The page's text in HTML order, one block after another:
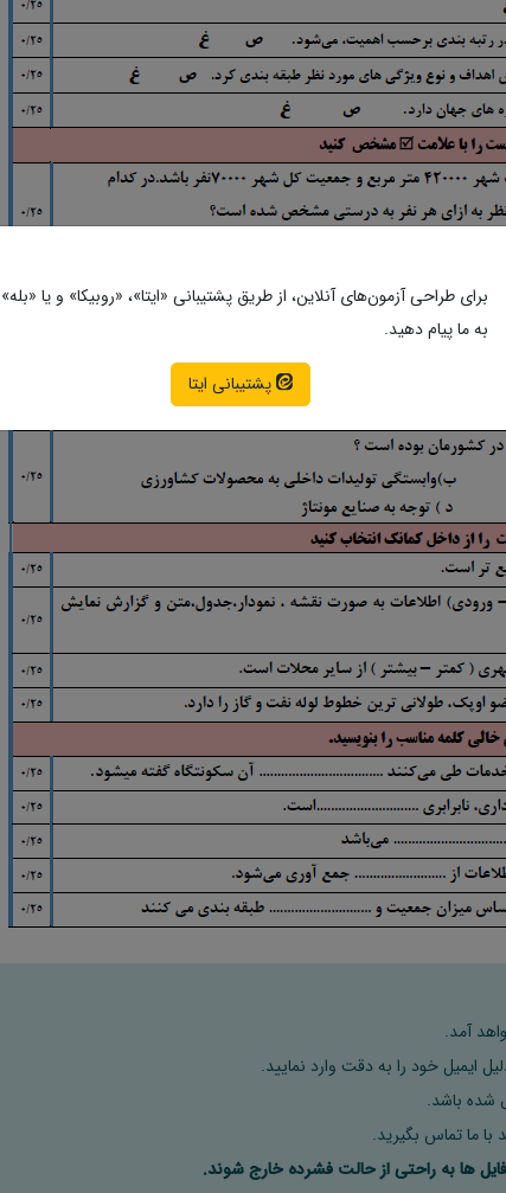
آمد.
ایمیل خود را به دقت وارد نمایید.
با ما تماس بگیرید.
برای طراحی آزمون‌های آنلاین، از طریق پشتیبانی «ایتا»، «روبیکا» و یا «بله»
به ما پیام دهید.
پشتیبانی ایتا